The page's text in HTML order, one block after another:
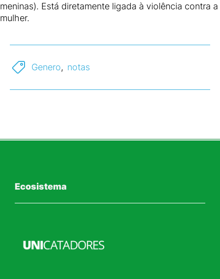
meninas). Está diretamente ligada à violência contra a
mulher.
Genero, notas
Ecosistema